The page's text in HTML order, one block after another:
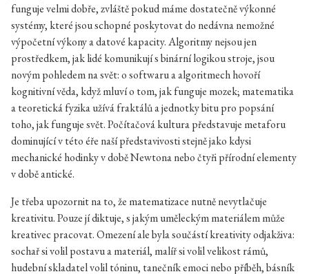
funguje velmi dobře, zvláště pokud máme dostatečně výkonné
systémy, které jsou schopné poskytovat do nedávna nemožné
výpočetní výkony a datové kapacity. Algoritmy nejsou jen
prostředkem, jak lidé komunikují s binární logikou stroje, jsou
novým pohledem na svět: o softwaru a algoritmech hovoří
kognitivní věda, když mluví o tom, jak funguje mozek; matematika
a teoretická fyzika užívá fraktálů a jednotky bitu pro popsání
toho, jak funguje svět. Počítačová kultura představuje metaforu
dominující v této éře naší představivosti stejně jako kdysi
mechanické hodinky v době Newtona nebo čtyři přírodní elementy
v době antické.
Je třeba upozornit na to, že matematizace nutně nevytlačuje
kreativitu. Pouze jí diktuje, s jakým uměleckým materiálem může
kreativec pracovat. Omezení ale byla součástí kreativity odjakživa:
sochař si volil postavu a materiál, malíř si volil velikost rámů,
hudební skladatel volil tóninu, tanečník emoci nebo příběh, básník